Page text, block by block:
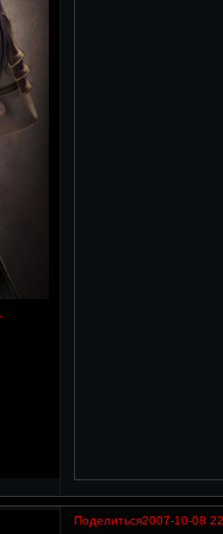
Поделиться2007-10-08